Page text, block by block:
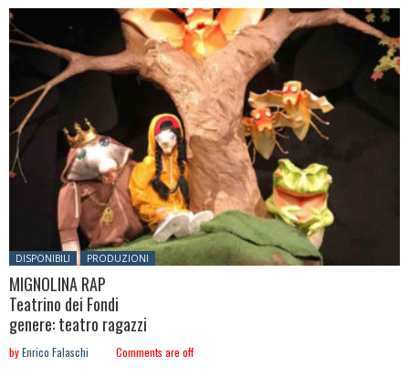
Posted in:
DISPONIBILI PRODUZIONI
MIGNOLINA RAP
Teatrino dei Fondi
genere: teatro ragazzi
byEnrico Falaschi Comments are off